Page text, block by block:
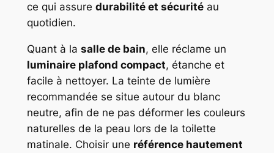
ce qui assure durabilité et sécuritéau
quotidien.
Quant à la salle de bain, elle réclame un
luminaire plafond compact, étanche et
facile à nettoyer. La teinte de lumière
recommandée se situe autour du blanc
neutre, afin de ne pas déformer les couleurs
naturelles de la peau lors de la toilette
matinale. Choisir une référence hautement